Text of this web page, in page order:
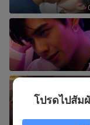
โปรดไปสัม